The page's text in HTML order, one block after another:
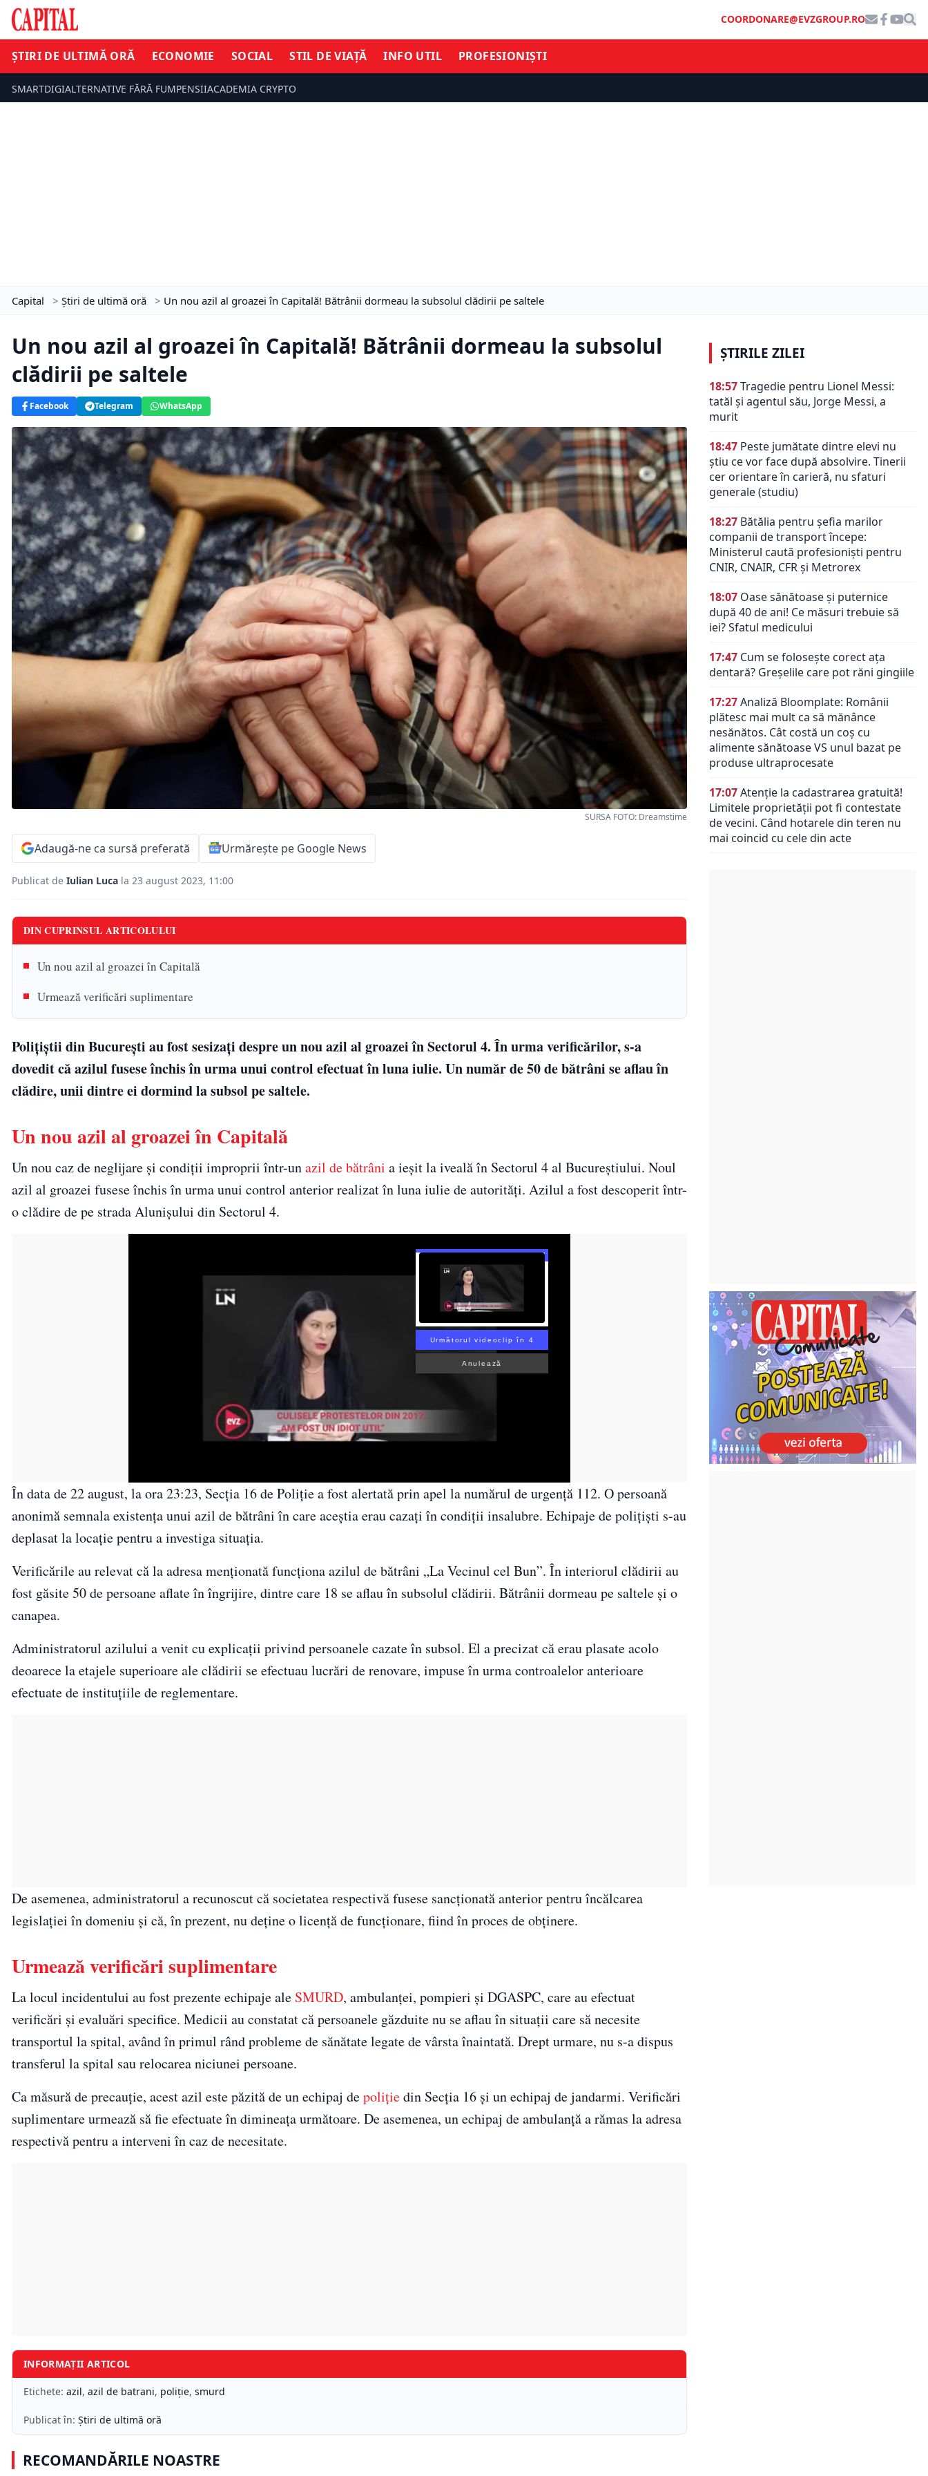
COORDONARE@EVZGROUP.RO
ȘTIRI DE ULTIMĂ ORĂ ECONOMIE SOCIAL STIL DE VIAȚĂ INFO UTIL PROFESIONIȘTI
SMARTDIGIALTERNATIVE FĂRĂ FUMPENSIIACADEMIA CRYPTO
Capital > Știri de ultimă oră > Un nou azil al groazei în Capitală! Bătrânii dormeau la subsolul clădirii pe saltele
Un nou azil al groazei în Capitală! Bătrânii dormeau la subsolul
clădirii pe saltele
Facebook Telegram WhatsApp
SURSA FOTO: Dreamstime
Adaugă-ne ca sursă preferată Urmărește pe Google News
Publicat de Iulian Luca la 23 august 2023, 11:00
DIN CUPRINSUL ARTICOLULUI
Un nou azil al groazei în Capitală
Urmează verificări suplimentare
Polițiștii din București au fost sesizați despre un nou azil al groazei în Sectorul 4. În urma verificărilor, s-a
dovedit că azilul fusese închis în urma unui control efectuat în luna iulie. Un număr de 50 de bătrâni se aflau în
clădire, unii dintre ei dormind la subsol pe saltele.
Un nou azil al groazei în Capitală
Un nou caz de neglijare și condiții improprii într-unazil de bătrâni a ieșit la iveală în Sectorul 4 al Bucureștiului. Noul
azil al groazei fusese închis în urma unui control anterior realizat în luna iulie de autorități. Azilul a fost descoperit într-
o clădire de pe strada Alunișului din Sectorul 4.
Următorul videoclip în 3
Anulează
În data de 22 august, la ora 23:23, Secția 16 de Poliție a fost alertată prin apel la numărul de urgență 112. O persoană
anonimă semnala existența unui azil de bătrâni în care aceștia erau cazați în condiții insalubre. Echipaje de polițiști s-au
deplasat la locație pentru a investiga situația.
Verificările au relevat că la adresa menționată funcționa azilul de bătrâni „La Vecinul cel Bun”. În interiorul clădirii au
fost găsite 50 de persoane aflate în îngrijire, dintre care 18 se aflau în subsolul clădirii. Bătrânii dormeau pe saltele și o
canapea.
Administratorul azilului a venit cu explicații privind persoanele cazate în subsol. El a precizat că erau plasate acolo
deoarece la etajele superioare ale clădirii se efectuau lucrări de renovare, impuse în urma controalelor anterioare
efectuate de instituțiile de reglementare.
De asemenea, administratorul a recunoscut că societatea respectivă fusese sancționată anterior pentru încălcarea
legislației în domeniu și că, în prezent, nu deține o licență de funcționare, fiind în proces de obținere.
Urmează verificări suplimentare
La locul incidentului au fost prezente echipaje ale SMURD, ambulanței, pompieri și DGASPC, care au efectuat
verificări și evaluări specifice. Medicii au constatat că persoanele găzduite nu se aflau în situații care să necesite
transportul la spital, având în primul rând probleme de sănătate legate de vârsta înaintată. Drept urmare, nu s-a dispus
transferul la spital sau relocarea niciunei persoane.
Ca măsură de precauție, acest azil este păzită de un echipaj depolițiedin Secția 16 și un echipaj de jandarmi. Verificări
suplimentare urmează să fie efectuate în dimineața următoare. De asemenea, un echipaj de ambulanță a rămas la adresa
respectivă pentru a interveni în caz de necesitate.
INFORMAȚII ARTICOL
Etichete: azil, azil de batrani, poliție, smurd
Publicat în: Știri de ultimă oră
RECOMANDĂRILE NOASTRE
ȘTIRILE ZILEI
18:57Tragedie pentru Lionel Messi:
tatăl și agentul său, Jorge Messi, a
murit
18:47 Peste jumătate dintre elevi nu
știu ce vor face după absolvire. Tinerii
cer orientare în carieră, nu sfaturi
generale (studiu)
18:27 Bătălia pentru șefia marilor
companii de transport începe:
Ministerul caută profesioniști pentru
CNIR, CNAIR, CFR și Metrorex
18:07 Oase sănătoase și puternice
după 40 de ani! Ce măsuri trebuie să
iei? Sfatul medicului
17:47 Cum se folosește corect ața
dentară? Greșelile care pot răni gingiile
17:27Analiză Bloomplate: Românii
plătesc mai mult ca să mănânce
nesănătos. Cât costă un coș cu
alimente sănătoase VS unul bazat pe
produse ultraprocesate
17:07Atenție la cadastrarea gratuită!
Limitele proprietății pot fi contestate
de vecini. Când hotarele din teren nu
mai coincid cu cele din acte